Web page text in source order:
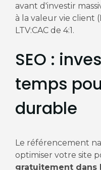
avant d'investir
à la valeur vie client
LTV:CAC de 4:1.
SEO :
temps
durable
Le référencement
optimiser votre site
gratuitement dans